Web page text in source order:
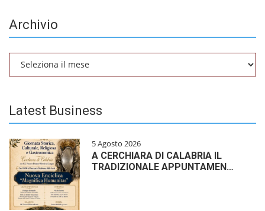
Archivio
Archivio
Latest Business
5 Agosto 2026
A CERCHIARA DI CALABRIA IL
TRADIZIONALE APPUNTAMEN…